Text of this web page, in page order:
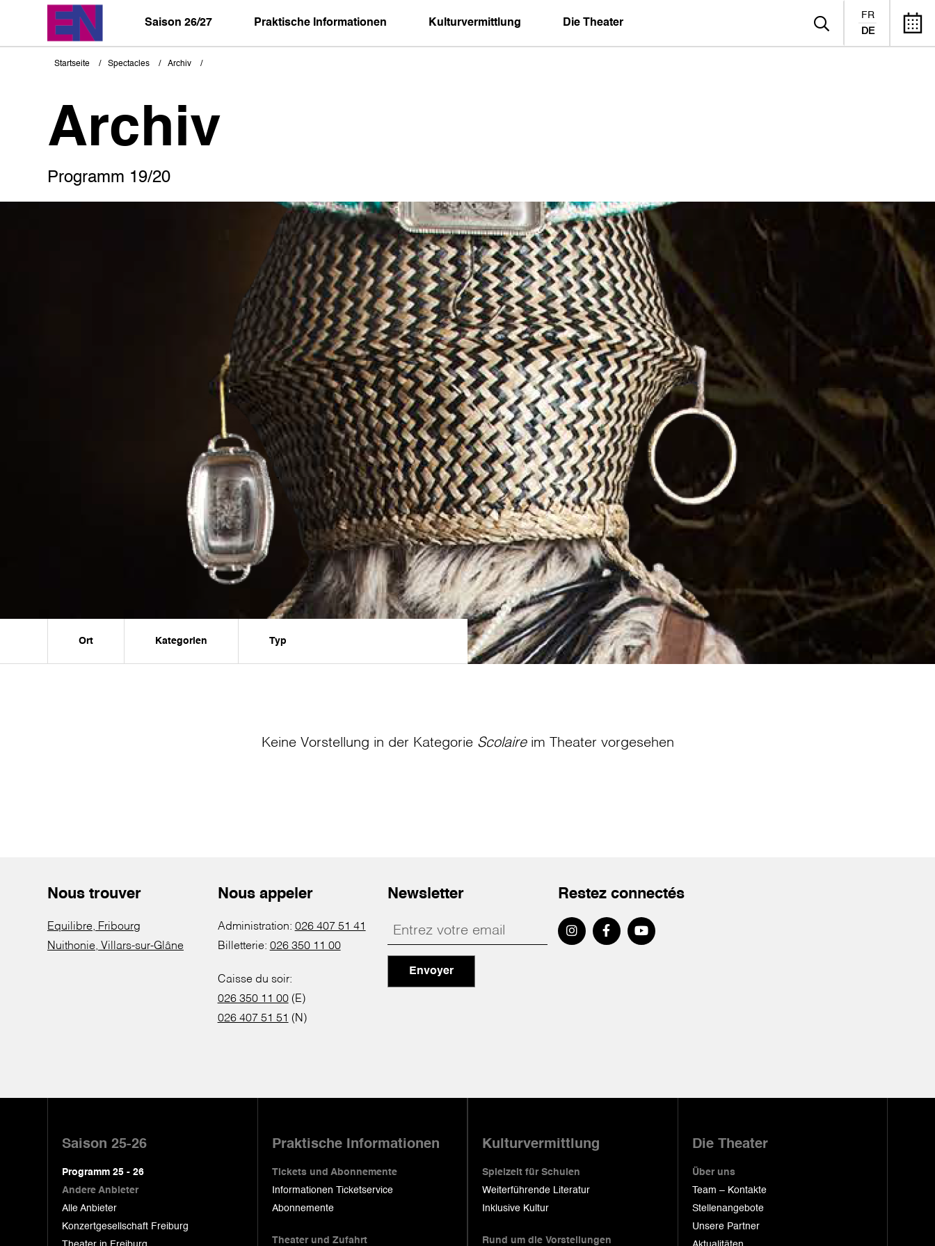
Saison 26/27 Praktische Informationen Kulturvermittlung Die Theater
FR
DE
Pfadnavigation
Startseite Spectacles Archiv
Archiv
Programm 19/20
Ort Kategorien Typ
Keine Vorstellung in der Kategorie Scolaireim Theater vorgesehen
Nous trouver
Equilibre, Fribourg
Nuithonie, Villars-sur-Glâne
Nous appeler
Administration: 026 407 51 41
Billetterie: 026 350 11 00
Caisse du soir:
026 350 11 00(E)
026 407 51 51 (N)
Newsletter
Envoyer
Restez connectés
Saison 25-26
Programm 25 - 26
Andere Anbieter
Alle Anbieter
Konzertgesellschaft Freiburg
Praktische Informationen
Tickets und Abonnemente
Informationen Ticketservice
Abonnemente
Theater und Zufahrt
Kulturvermittlung
Spielzeit für Schulen
Weiterführende Literatur
Inklusive Kultur
Rund um die Vorstellungen
Die Theater
Über uns
Team – Kontakte
Stellenangebote
Unsere Partner